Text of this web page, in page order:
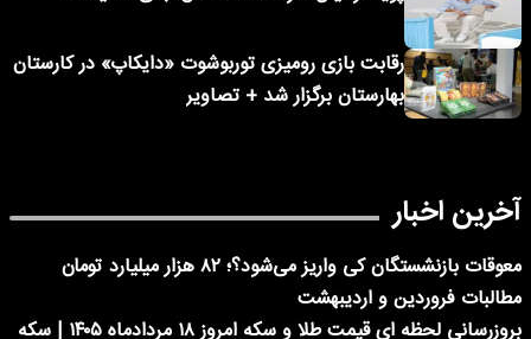
رقابت بازی رومیزی توربوشوت «دایکاپ» در کارستان
بهارستان برگزار شد + تصاویر
آخرین اخبار
معوقات بازنشستگان کی واریز می‌شود؟؛ ۸۲ هزار میلیارد تومان
مطالبات فروردین و اردیبهشت
بروزرسانی لحظه ای قیمت طلا و سکه امروز ۱۸ مردادماه ۱۴۰۵ | سکه